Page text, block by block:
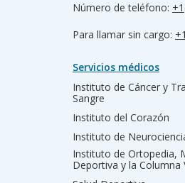
Número de teléfono:
Para llamar sin cargo:
Servicios médicos
Instituto de Cáncer y
Sangre
Instituto del Corazón
Instituto de
Instituto de Ortopedia,
Deportiva y la Columna